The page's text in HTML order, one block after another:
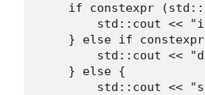
if constexpr
std::cout <<
} else if
std::cout <<
    } else {
std::cout <<